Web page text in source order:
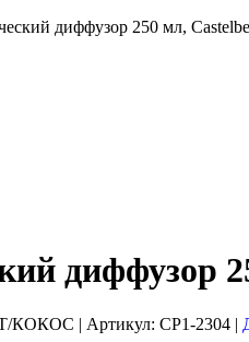
диффузор 250 мл,
диффузор
КОКОС | Артикул: CP1-2304 |